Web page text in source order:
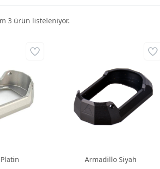
3 ürün listeleniyor.
Armadillo Siyah